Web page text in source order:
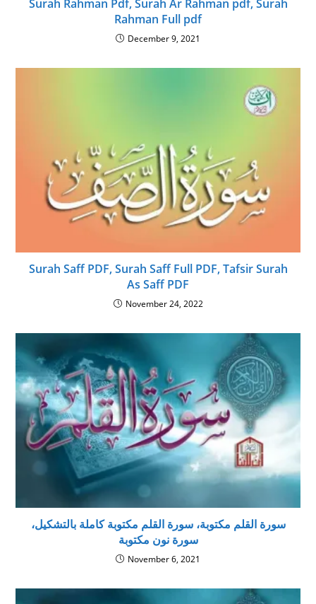
Surah Rahman Pdf, Surah Ar Rahman pdf, Surah
Rahman Full pdf
December 9, 2021
Surah Saff PDF, Surah Saff Full PDF, Tafsir Surah
As Saff PDF
November 24, 2022
سورة القلم مكتوبة، سورة القلم مكتوبة كاملة بالتشكيل،
سورة نون مكتوبة
November 6, 2021